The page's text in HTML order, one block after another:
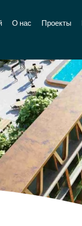
О нас Проекты